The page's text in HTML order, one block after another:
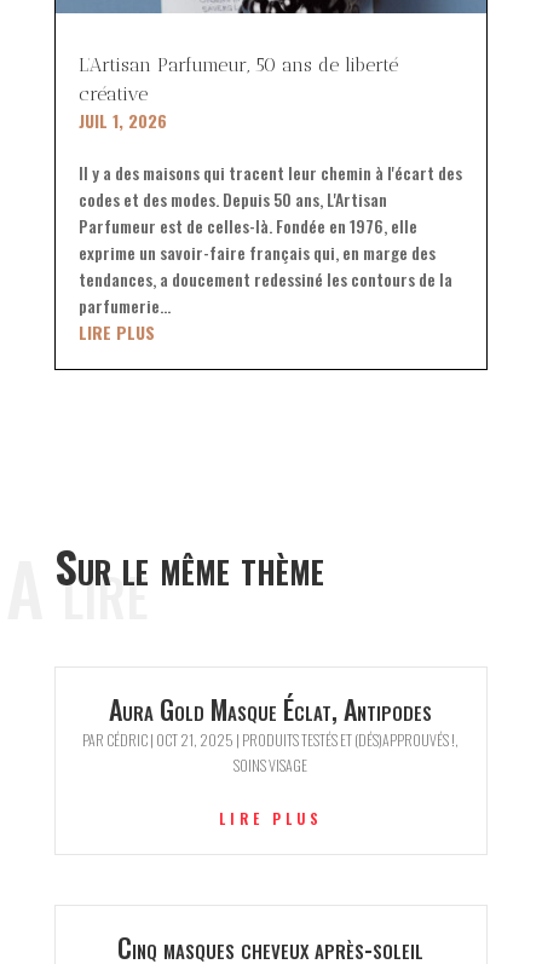
L’Artisan Parfumeur, 50 ans de liberté
créative
JUIL 1, 2026
Il y a des maisons qui tracent leur chemin à l'écart des
codes et des modes. Depuis 50 ans, L'Artisan
Parfumeur est de celles-là. Fondée en 1976, elle
exprime un savoir-faire français qui, en marge des
tendances, a doucement redessiné les contours de la
parfumerie...
LIRE PLUS
Sur le même thème
A lire
Aura Gold Masque Éclat, Antipodes
PAR CÉDRIC| OCT 21, 2025 | PRODUITS TESTÉS ET (DÉS)APPROUVÉS !,
SOINS VISAGE
LIRE PLUS
Cinq masques cheveux après-soleil